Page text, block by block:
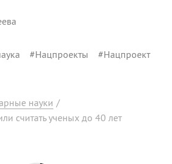
#Нацпроекты #Нацпроект
науки /
считать ученых до 40 лет